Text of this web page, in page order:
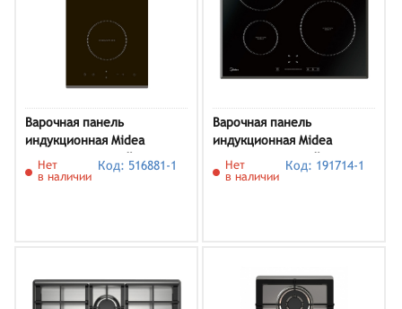
Варочная панель
индукционная Midea
MIH32130F, черный
Нет
в наличии
Код: 516881-1
Варочная панель
индукционная Midea
MIH64721F, черный
Нет
в наличии
Код: 191714-1